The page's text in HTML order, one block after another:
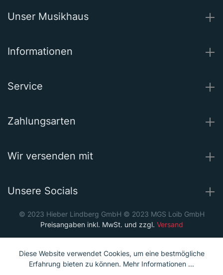
Unser Musikhaus
Informationen
Service
Zahlungsarten
Wir versenden mit
Unsere Socials
© 2023 Hieber Lindberg GmbH © 2023 MGS Loib GmbH
Preisangaben inkl. MwSt. und zzgl. Versand
Diese Website verwendet Cookies, um eine bestmögliche
Erfahrung bieten zu können. Mehr Informationen ...